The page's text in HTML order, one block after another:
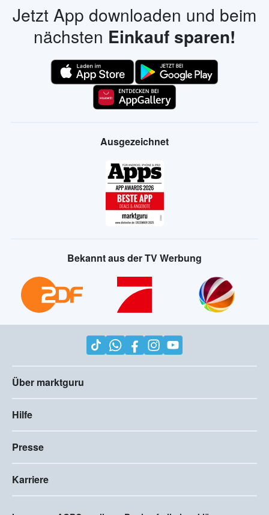
Jetzt App downloaden und beim
nächsten Einkauf sparen!
Ausgezeichnet
Bekannt aus der TV Werbung
Über marktguru
Hilfe
Presse
Karriere